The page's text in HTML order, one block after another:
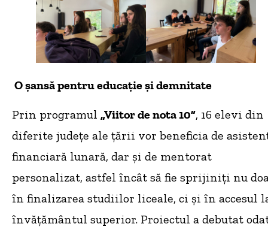
O șansă pentru educație și demnitate
Prin programul „Viitor de nota 10”, 16 elevi din
diferite județe ale țării vor beneficia de
financiară lunară, dar și de mentorat
personalizat, astfel încât să fie sprijiniți nu
în finalizarea studiilor liceale, ci și în accesul
învățământul superior. Proiectul a debutat